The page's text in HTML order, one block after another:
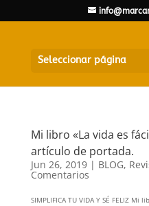
Seleccionar página
Mi libro «La vida es
artículo de portada.
Jun 26, 2019| BLOG,
Comentarios
SIMPLIFICA TU VIDA Y SÉ FELIZ